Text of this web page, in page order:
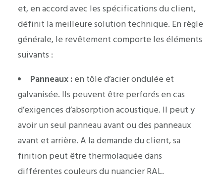
et, en accord avec les spécifications du client,
définit la meilleure solution technique. En règle
générale, le revêtement comporte les éléments
suivants :
Panneaux : en tôle d’acier ondulée et
galvanisée. Ils peuvent être perforés en cas
d’exigences d’absorption acoustique. Il peut y
avoir un seul panneau avant ou des panneaux
avant et arrière. A la demande du client, sa
finition peut être thermolaquée dans
différentes couleurs du nuancier RAL.